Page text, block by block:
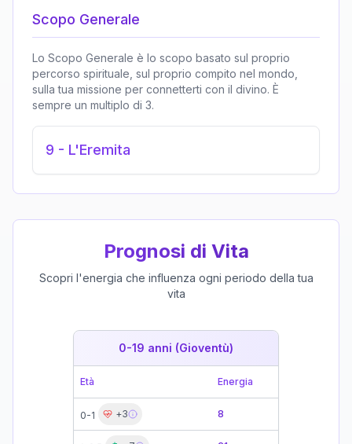
Scopo Generale
Lo Scopo Generale è lo scopo basato sul proprio
percorso spirituale, sul proprio compito nel mondo,
sulla tua missione per connetterti con il divino. È
sempre un multiplo di 3.
9 - L'Eremita
Prognosi di Vita
Scopri l'energia che influenza ogni periodo della tua
vita
0-19 anni (Gioventù)
Età Energia
0-1 +3 8